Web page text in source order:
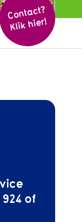
Cont
act?
Klik hier!
of